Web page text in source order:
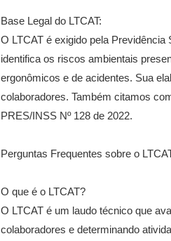
Base Legal do LTCAT:
O LTCAT é exigido pela Previdência
identifica os riscos ambientais
ergonômicos e de acidentes. Sua
colaboradores. Também citamos
PRES/INSS Nº 128 de 2022.
Perguntas Frequentes sobre o
O que é o LTCAT?
O LTCAT é um laudo técnico que
colaboradores e determinando